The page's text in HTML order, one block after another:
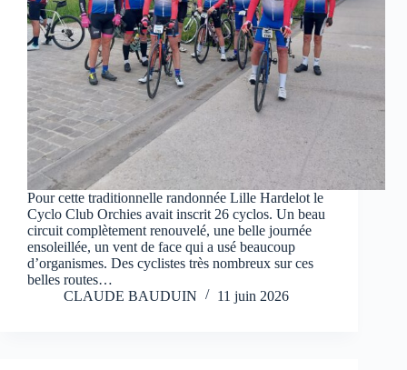
Pour cette traditionnelle randonnée Lille Hardelot le
Cyclo Club Orchies avait inscrit 26 cyclos. Un beau
circuit complètement renouvelé, une belle journée
ensoleillée, un vent de face qui a usé beaucoup
d’organismes. Des cyclistes très nombreux sur ces
belles routes…
CLAUDE BAUDUIN
11 juin 2026